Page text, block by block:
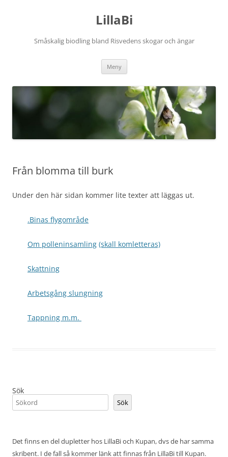
LillaBi
Småskalig biodling bland Risvedens skogar och ängar
Meny
Från blomma till burk
Under den här sidan kommer lite texter att läggas ut.
.Binas flygområde
Om polleninsamling (skall komletteras)
Skattning
Arbetsgång slungning
Tappning m.m.
Sök
Sök
Det finns en del dupletter hos LillaBi och Kupan, dvs de har samma
skribent. I de fall så kommer länk att finnas från LillaBi till Kupan.